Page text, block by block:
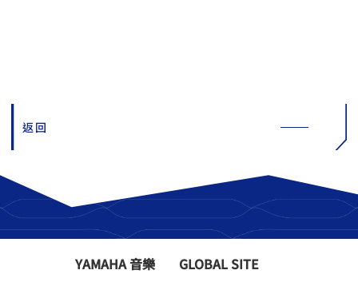
返回
YAMAHA 音樂 GLOBAL SITE